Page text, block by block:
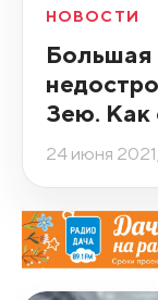
НОВОСТИ
Большая
Зею. Как
24 июня